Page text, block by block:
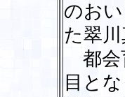
のお
た翠
都会
目と